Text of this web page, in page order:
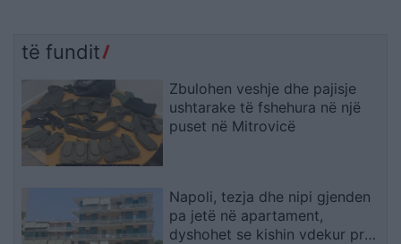
të fundit
Zbulohen veshje dhe pajisje
ushtarake të fshehura në një
puset në Mitrovicë
Napoli, tezja dhe nipi gjenden
pa jetë në apartament,
dyshohet se kishin vdekur prej